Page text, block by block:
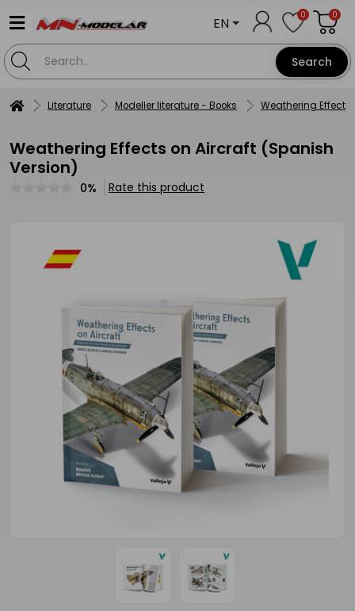
Search
EN 0 0
Literature Modeller literature - Books Weathering Effects
Weathering Effects on Aircraft (Spanish
Version)
0% Rate this product